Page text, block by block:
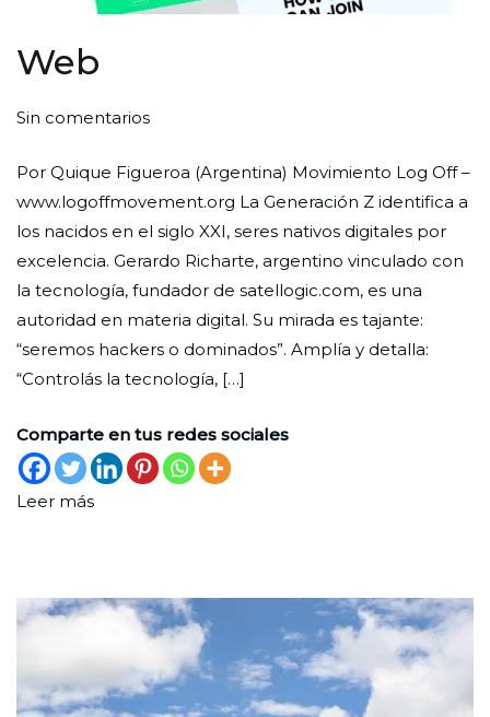
Web
Por
Ciudad
Nueva
Publicada
31
de
agosto
de
2022
Publicada
Web
Sin comentariosen
Por Quique Figueroa (Argentina) Movimiento Log Off –
www.logoffmovement.org La Generación Z identifica a
los nacidos en el siglo XXI, seres nativos digitales por
excelencia. Gerardo Richarte, argentino vinculado con
la tecnología, fundador de satellogic.com, es una
autoridad en materia digital. Su mirada es tajante:
“seremos hackers o dominados”. Amplía y detalla:
“Controlás la tecnología, […]
Comparte en tus redes sociales
Leer más